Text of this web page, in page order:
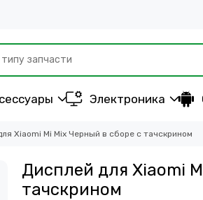
Электроника
Xiaomi Mi Mix Черный в сборе с тачскрином
Дисплей для Xiaomi
тачскрином